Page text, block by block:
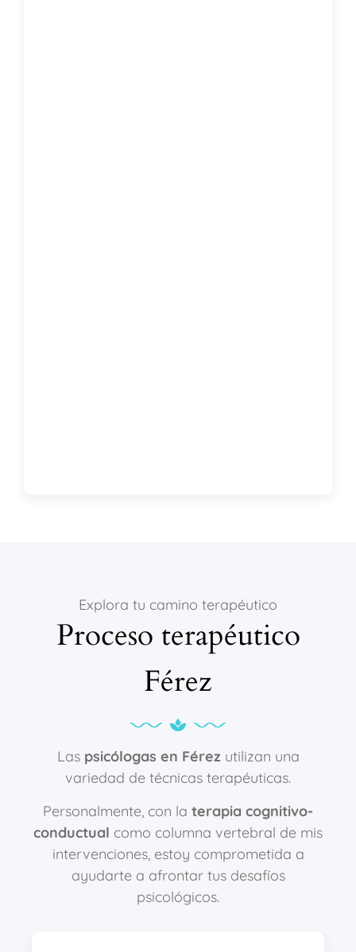
Explora tu camino terapéutico
Proceso terapéutico
Férez
Las psicólogas en Férez utilizan una
variedad de técnicas terapéuticas.
Personalmente, con la terapia cognitivo-
conductual como columna vertebral de mis
intervenciones, estoy comprometida a
ayudarte a afrontar tus desafíos
psicológicos.